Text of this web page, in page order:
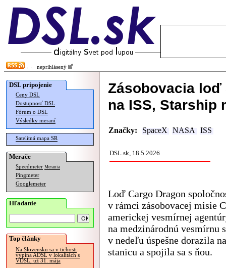
neprihlásený
DSL pripojenie
Ceny DSL
Dostupnosť DSL
Fórum o DSL
Výsledky meraní
Satelitná mapa SR
Merače
Speedmeter Merania
Pingmeter
Googlemeter
Hľadanie
Top články
Na Slovensku sa v tichosti
vypína ADSL v lokalitách s
VDSL, už 31. mája
Zásobovacia loď
na ISS, Starship
Značky: SpaceX NASA ISS
DSL.sk, 18.5.2026
Loď Cargo Dragon
v rámci zásobovacej misie
americkej vesmírnej
na medzinárodnú vesmírnu
v nedeľu úspešne dorazila
stanicu a spojila sa s ňou.